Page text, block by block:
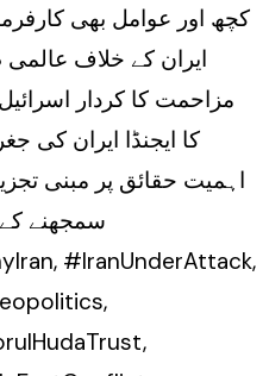
کچھ اور عوامل بھی
ایران کے خلاف
مزاحمت کا کردار
کا ایجنڈا ایران کی
اہمیت حقائق پر مبنی
سمجھنے کے
#IranUnderAttack,